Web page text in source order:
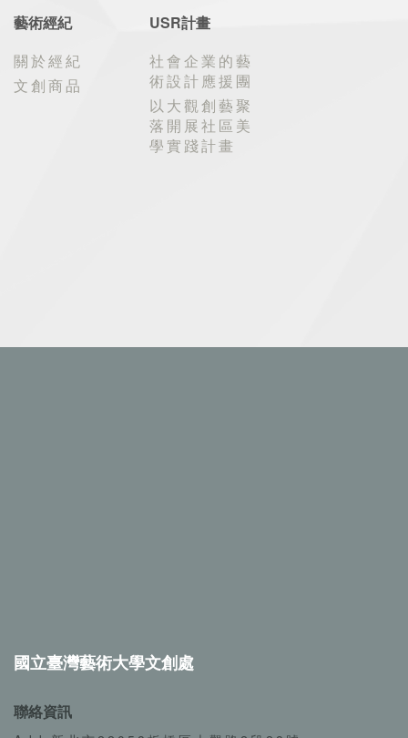
藝術經紀
關於經紀
文創商品
USR計畫
社會企業的藝
術設計應援團
以大觀創藝聚
落開展社區美
學實踐計畫
國立臺灣藝術大學文創處
聯絡資訊